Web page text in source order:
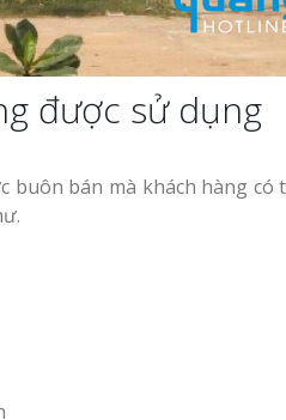
được sử dụng
buôn bán mà khách hàng